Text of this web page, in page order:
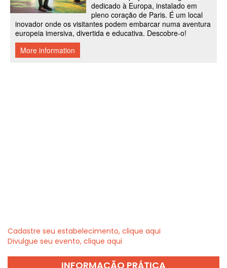
Cadastre seu estabelecimento, clique aqui
Divulgue seu evento, clique aqui
INFORMAÇÃO PRÁTICA